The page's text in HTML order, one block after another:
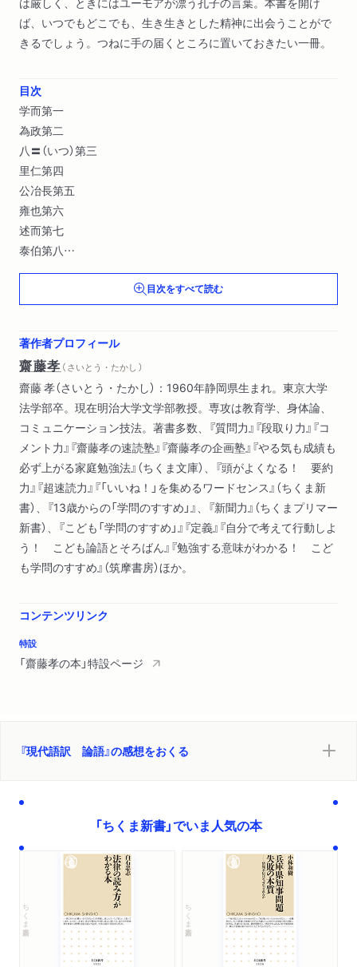
ば、いつでもどこでも、生き生きとした精神に出会うことがで
きるでしょう。つねに手の届くところに置いておきたい一冊。
目次
学而第一
為政第二
八〓（いつ）第三
里仁第四
公冶長第五
雍也第六
述而第七
泰伯第八
子罕第九
目次をすべて読む
著作者プロフィール
齋藤孝 （ さいとう・たかし ）
齋藤 孝（さいとう・たかし）：1960年静岡県生まれ。東京大学
法学部卒。現在明治大学文学部教授。専攻は教育学、身体論、
コミュニケーション技法。著書多数、『質問力』『段取り力』『コ
メント力』『齋藤孝の速読塾』『齋藤孝の企画塾』『やる気も成績も
必ず上がる家庭勉強法』（ちくま文庫）、『頭がよくなる！ 要約
力』『超速読力』『「いいね！」を集めるワードセンス』（ちくま新
書）、『13歳からの「学問のすすめ」』、『新聞力』（ちくまプリマー
新書）、『こども「学問のすすめ」』『定義』『自分で考えて行動しよ
う！ こども論語とそろばん』『勉強する意味がわかる！ こど
も学問のすすめ』（筑摩書房）ほか。
コンテンツリンク
特設
「齋藤孝の本」特設ページ
『現代語訳 論語』の感想をおくる
「ちくま新書」でいま人気の本
ちくま新書 ちくま新書